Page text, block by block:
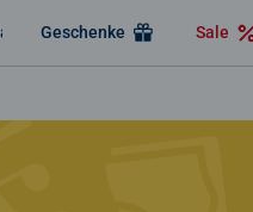
Geschenke Sale